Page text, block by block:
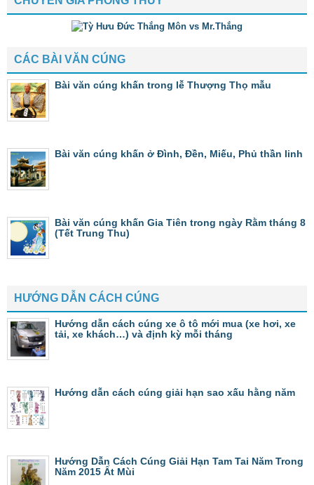
CÁC BÀI VĂN CÚNG
Bài văn cúng khấn trong lễ Thượng Thọ mẫu
Bài văn cúng khấn ở Đình, Đền, Miếu, Phủ thần linh
Bài văn cúng khấn Gia Tiên trong ngày Rằm tháng 8
(Tết Trung Thu)
HƯỚNG DẪN CÁCH CÚNG
Hướng dẫn cách cúng xe ô tô mới mua (xe hơi, xe
tải, xe khách…) và định kỳ mỗi tháng
Hướng dẫn cách cúng giải hạn sao xấu hằng năm
Hướng Dẫn Cách Cúng Giải Hạn Tam Tai Năm Trong
Năm 2015 Ất Mùi